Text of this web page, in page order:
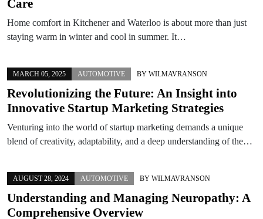
Care
Home comfort in Kitchener and Waterloo is about more than just
staying warm in winter and cool in summer. It…
MARCH 05, 2025 AUTOMOTIVE BY WILMAVRANSON
Revolutionizing the Future: An Insight into
Innovative Startup Marketing Strategies
Venturing into the world of startup marketing demands a unique
blend of creativity, adaptability, and a deep understanding of the…
AUGUST 28, 2024 AUTOMOTIVE BY WILMAVRANSON
Understanding and Managing Neuropathy: A
Comprehensive Overview